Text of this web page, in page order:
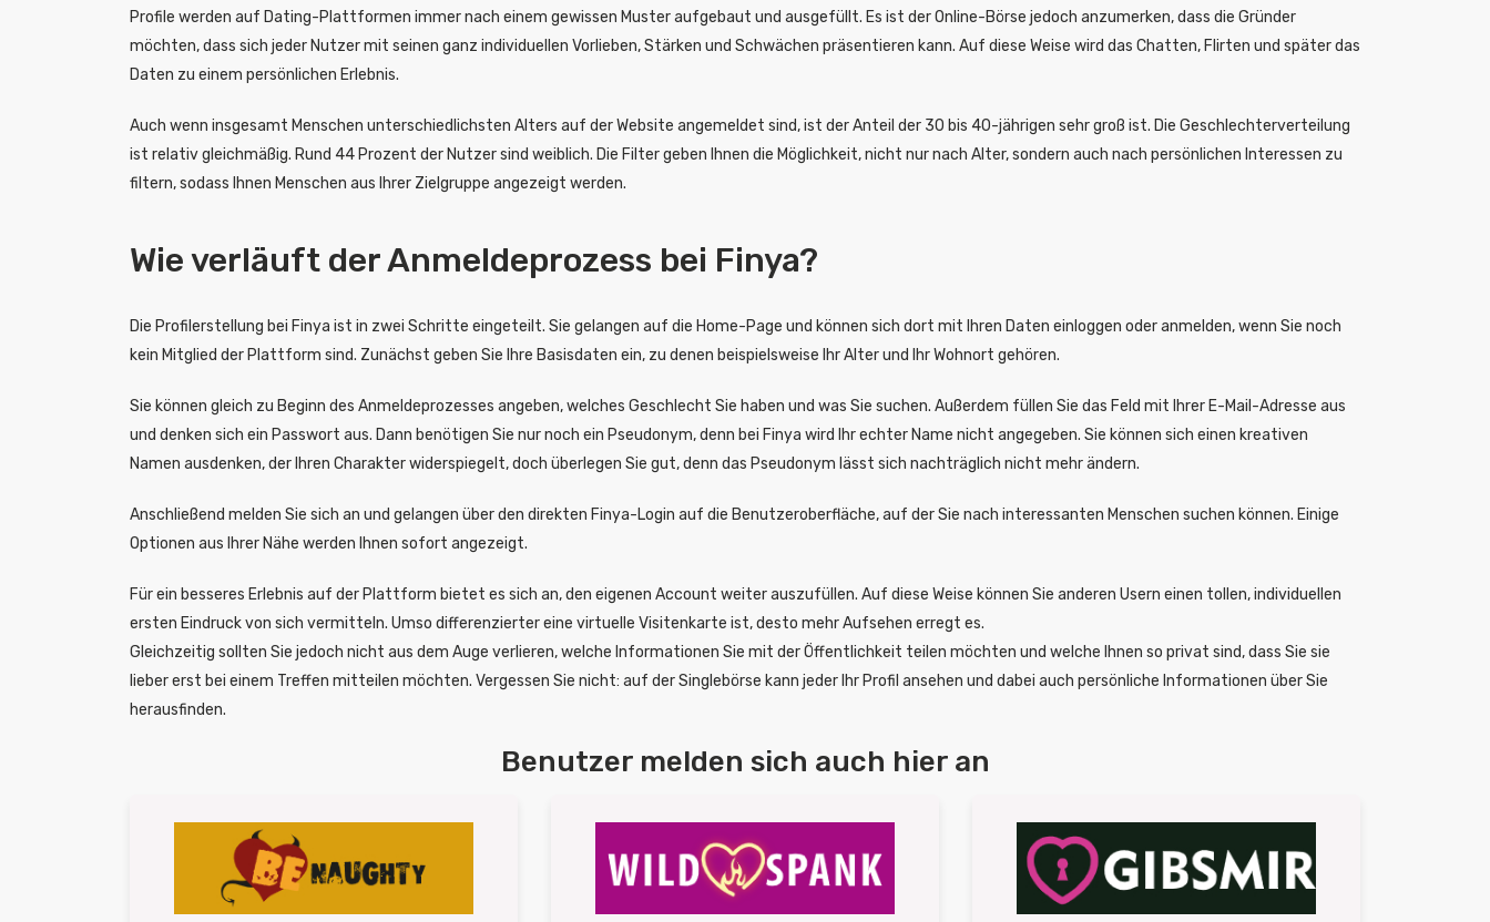
Profile werden auf Dating-Plattformen immer nach einem gewissen Muster aufgebaut und ausgefüllt. Es ist der Online-Börse jedoch anzumerken, dass die Gründer
möchten, dass sich jeder Nutzer mit seinen ganz individuellen Vorlieben, Stärken und Schwächen präsentieren kann. Auf diese Weise wird das Chatten, Flirten und später das
Daten zu einem persönlichen Erlebnis.
Auch wenn insgesamt Menschen unterschiedlichsten Alters auf der Website angemeldet sind, ist der Anteil der 30 bis 40-jährigen sehr groß ist. Die Geschlechterverteilung
ist relativ gleichmäßig. Rund 44 Prozent der Nutzer sind weiblich. Die Filter geben Ihnen die Möglichkeit, nicht nur nach Alter, sondern auch nach persönlichen Interessen zu
filtern, sodass Ihnen Menschen aus Ihrer Zielgruppe angezeigt werden.
Wie verläuft der Anmeldeprozess bei Finya?
Die Profilerstellung bei Finya ist in zwei Schritte eingeteilt. Sie gelangen auf die Home-Page und können sich dort mit Ihren Daten einloggen oder anmelden, wenn Sie noch
kein Mitglied der Plattform sind. Zunächst geben Sie Ihre Basisdaten ein, zu denen beispielsweise Ihr Alter und Ihr Wohnort gehören.
Sie können gleich zu Beginn des Anmeldeprozesses angeben, welches Geschlecht Sie haben und was Sie suchen. Außerdem füllen Sie das Feld mit Ihrer E-Mail-Adresse aus
und denken sich ein Passwort aus. Dann benötigen Sie nur noch ein Pseudonym, denn bei Finya wird Ihr echter Name nicht angegeben. Sie können sich einen kreativen
Namen ausdenken, der Ihren Charakter widerspiegelt, doch überlegen Sie gut, denn das Pseudonym lässt sich nachträglich nicht mehr ändern.
Anschließend melden Sie sich an und gelangen über den direkten Finya-Login auf die Benutzeroberfläche, auf der Sie nach interessanten Menschen suchen können. Einige
Optionen aus Ihrer Nähe werden Ihnen sofort angezeigt.
Für ein besseres Erlebnis auf der Plattform bietet es sich an, den eigenen Account weiter auszufüllen. Auf diese Weise können Sie anderen Usern einen tollen, individuellen
ersten Eindruck von sich vermitteln. Umso differenzierter eine virtuelle Visitenkarte ist, desto mehr Aufsehen erregt es.
Gleichzeitig sollten Sie jedoch nicht aus dem Auge verlieren, welche Informationen Sie mit der Öffentlichkeit teilen möchten und welche Ihnen so privat sind, dass Sie sie
lieber erst bei einem Treffen mitteilen möchten. Vergessen Sie nicht: auf der Singlebörse kann jeder Ihr Profil ansehen und dabei auch persönliche Informationen über Sie
herausfinden.
Benutzer melden sich auch hier an